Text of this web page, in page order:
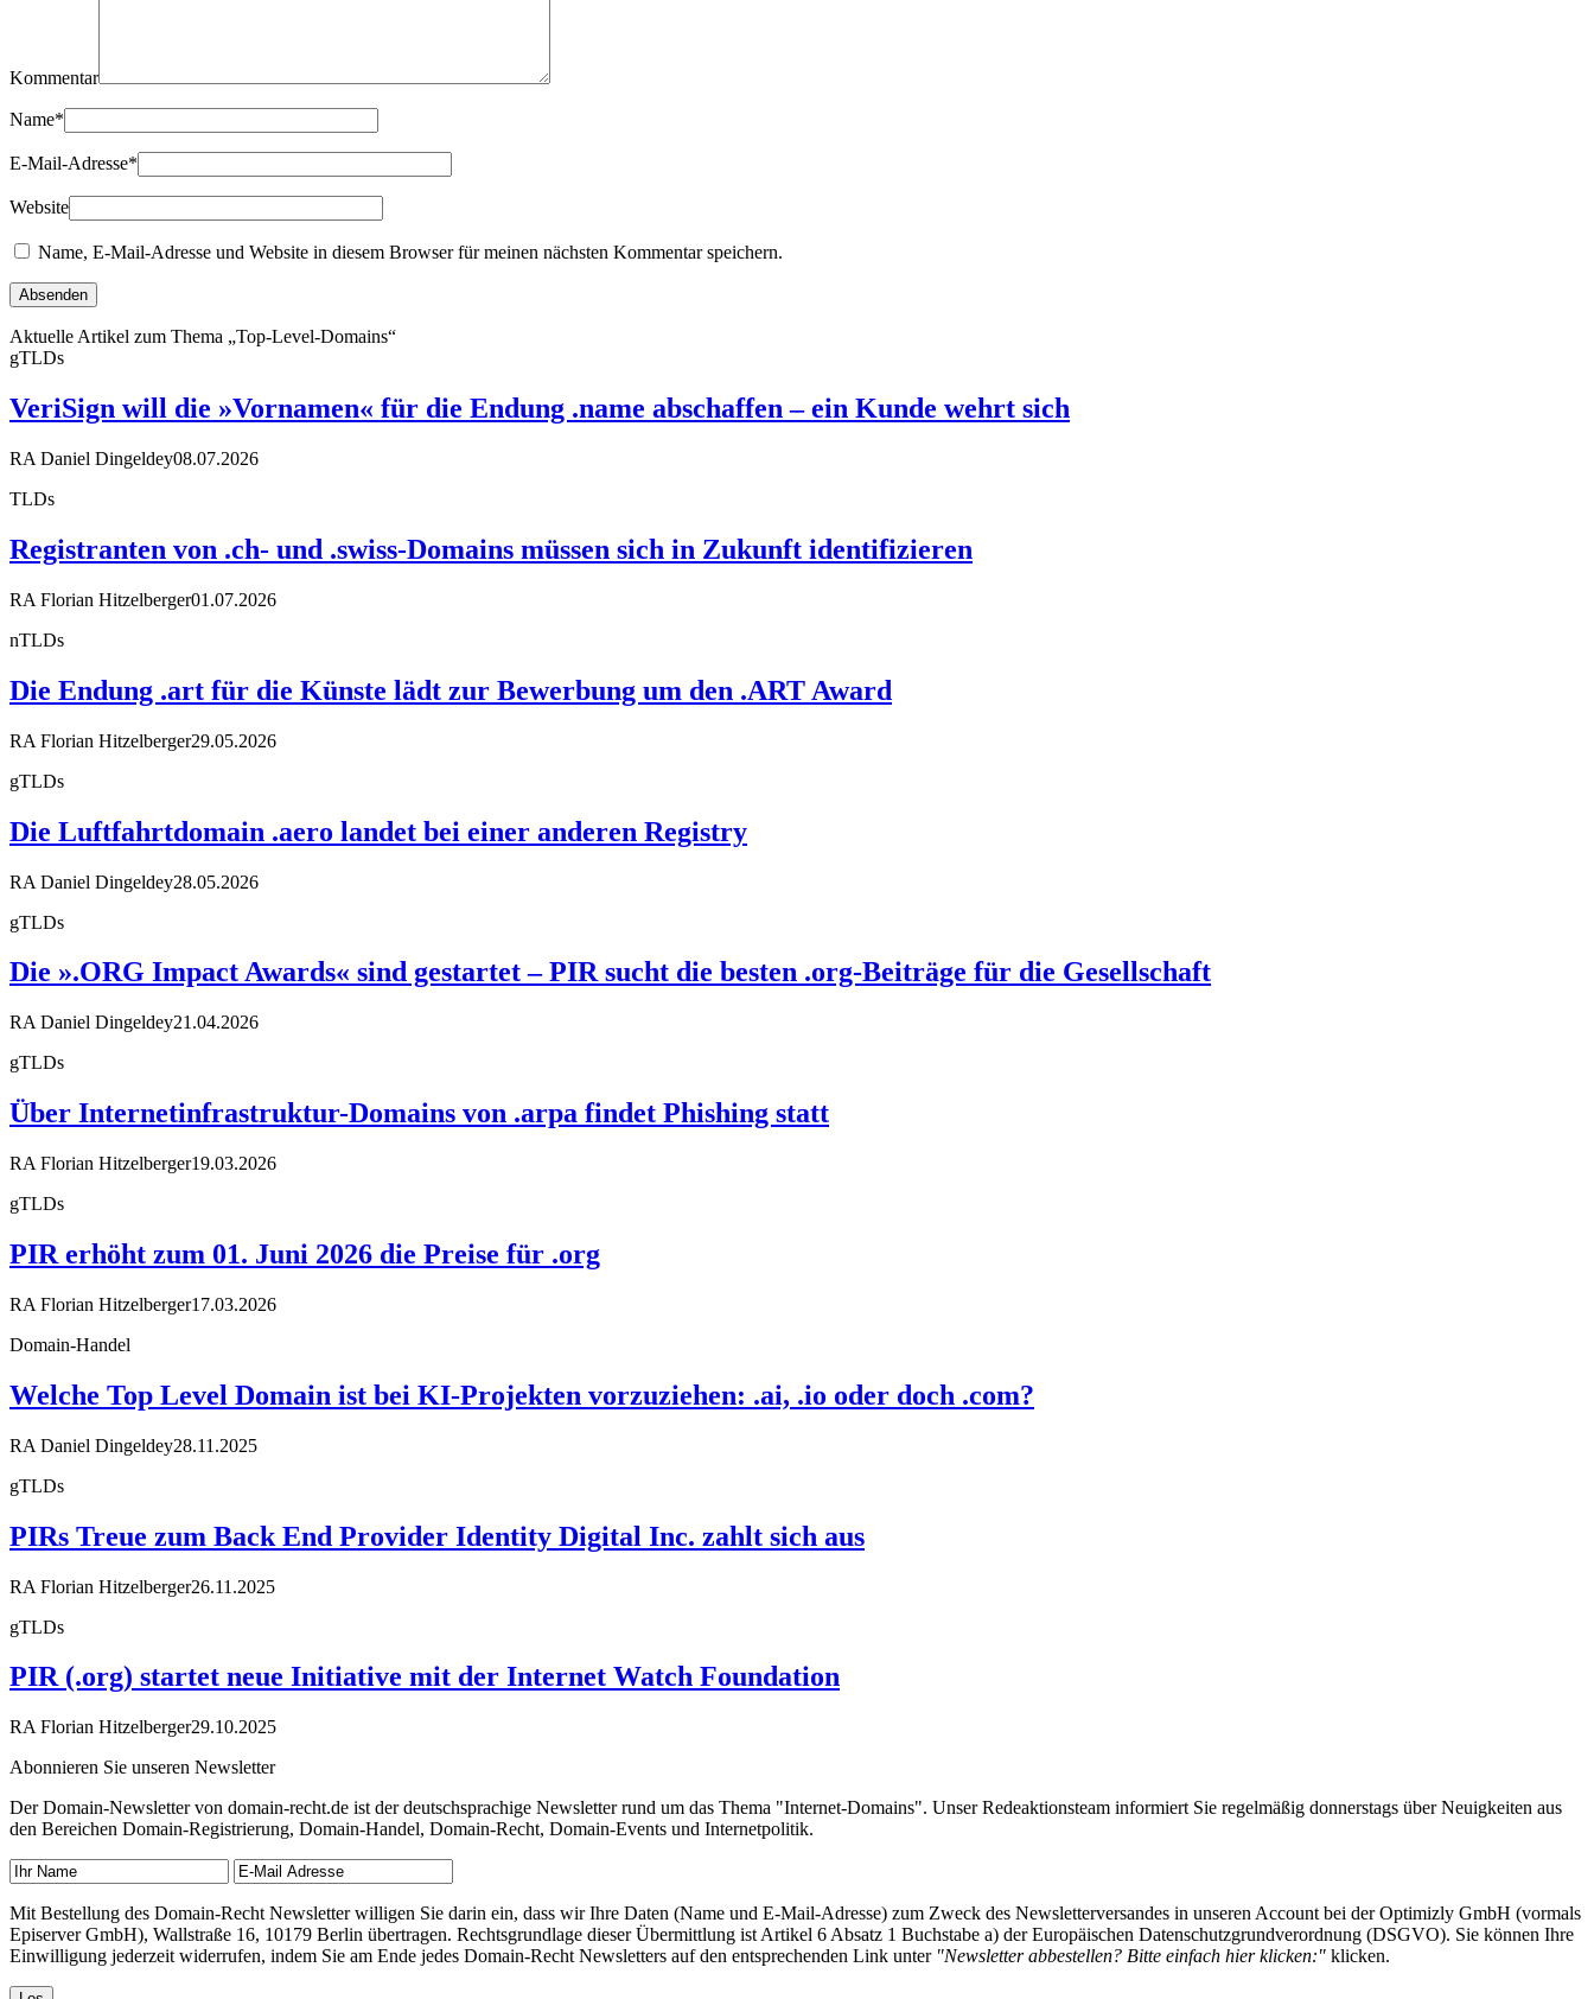
Kommentar
Name*
E-Mail-Adresse*
Website
Name, E-Mail-Adresse und Website in diesem Browser für meinen nächsten Kommentar speichern.
Aktuelle Artikel zum Thema „Top-Level-Domains“
gTLDs
VeriSign will die »Vornamen« für die Endung .name abschaffen – ein Kunde wehrt sich
RA Daniel Dingeldey08.07.2026
TLDs
Registranten von .ch- und .swiss-Domains müssen sich in Zukunft identifizieren
RA Florian Hitzelberger01.07.2026
nTLDs
Die Endung .art für die Künste lädt zur Bewerbung um den .ART Award
RA Florian Hitzelberger29.05.2026
gTLDs
Die Luftfahrtdomain .aero landet bei einer anderen Registry
RA Daniel Dingeldey28.05.2026
gTLDs
Die ».ORG Impact Awards« sind gestartet – PIR sucht die besten .org-Beiträge für die Gesellschaft
RA Daniel Dingeldey21.04.2026
gTLDs
Über Internetinfrastruktur-Domains von .arpa findet Phishing statt
RA Florian Hitzelberger19.03.2026
gTLDs
PIR erhöht zum 01. Juni 2026 die Preise für .org
RA Florian Hitzelberger17.03.2026
Domain-Handel
Welche Top Level Domain ist bei KI-Projekten vorzuziehen: .ai, .io oder doch .com?
RA Daniel Dingeldey28.11.2025
gTLDs
PIRs Treue zum Back End Provider Identity Digital Inc. zahlt sich aus
RA Florian Hitzelberger26.11.2025
gTLDs
PIR (.org) startet neue Initiative mit der Internet Watch Foundation
RA Florian Hitzelberger29.10.2025
Abonnieren Sie unseren Newsletter
Der Domain-Newsletter von domain-recht.de ist der deutschsprachige Newsletter rund um das Thema "Internet-Domains". Unser Redeaktionsteam informiert Sie regelmäßig donnerstags über Neuigkeiten aus
den Bereichen Domain-Registrierung, Domain-Handel, Domain-Recht, Domain-Events und Internetpolitik.
Mit Bestellung des Domain-Recht Newsletter willigen Sie darin ein, dass wir Ihre Daten (Name und E-Mail-Adresse) zum Zweck des Newsletterversandes in unseren Account bei der Optimizly GmbH (vormals
Episerver GmbH), Wallstraße 16, 10179 Berlin übertragen. Rechtsgrundlage dieser Übermittlung ist Artikel 6 Absatz 1 Buchstabe a) der Europäischen Datenschutzgrundverordnung (DSGVO). Sie können Ihre
Einwilligung jederzeit widerrufen, indem Sie am Ende jedes Domain-Recht Newsletters auf den entsprechenden Link unter "Newsletter abbestellen? Bitte einfach hier klicken:" klicken.